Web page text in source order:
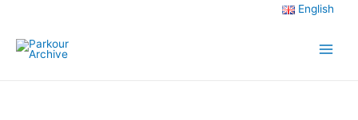
springen
English